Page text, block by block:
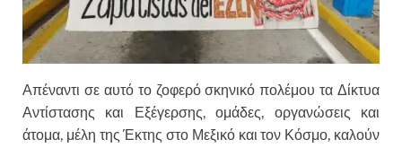
Απέναντι σε αυτό το ζοφερό σκηνικό πολέμου τα Δίκτυα
Αντίστασης και Εξέγερσης, ομάδες, οργανώσεις και
άτομα, μέλη της Έκτης στο Μεξικό και τον Κόσμο, καλούν